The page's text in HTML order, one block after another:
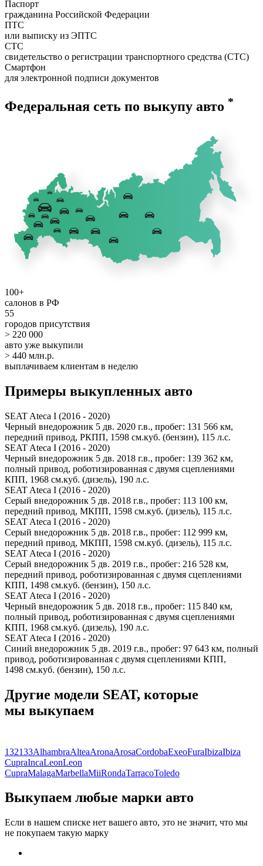
Паспорт
гражданина Российской Федерации
ПТС
или выписку из ЭПТС
СТС
свидетельство о регистрации транспортного средства (СТС)
Смартфон
для электронной подписи документов
Федеральная сеть по выкупу авто *
100+
салонов в РФ
55
городов присутствия
> 220 000
авто уже выкупили
> 440 млн.р.
выплачиваем клиентам в неделю
Примеры выкупленных авто
SEAT Ateca I (2016 - 2020)
Черный внедорожник 5 дв. 2020 г.в., пробег: 131 566 км,
передний привод, РКПП, 1598 см.куб. (бензин), 115 л.с.
SEAT Ateca I (2016 - 2020)
Черный внедорожник 5 дв. 2018 г.в., пробег: 139 362 км,
полный привод, роботизированная с двумя сцеплениями
КПП, 1968 см.куб. (дизель), 190 л.с.
SEAT Ateca I (2016 - 2020)
Серый внедорожник 5 дв. 2018 г.в., пробег: 113 100 км,
передний привод, МКПП, 1598 см.куб. (дизель), 115 л.с.
SEAT Ateca I (2016 - 2020)
Серый внедорожник 5 дв. 2018 г.в., пробег: 112 999 км,
передний привод, МКПП, 1598 см.куб. (дизель), 115 л.с.
SEAT Ateca I (2016 - 2020)
Серый внедорожник 5 дв. 2019 г.в., пробег: 216 528 км,
передний привод, роботизированная с двумя сцеплениями
КПП, 1498 см.куб. (бензин), 150 л.с.
SEAT Ateca I (2016 - 2020)
Черный внедорожник 5 дв. 2018 г.в., пробег: 115 840 км,
полный привод, роботизированная с двумя сцеплениями
КПП, 1968 см.куб. (дизель), 190 л.с.
SEAT Ateca I (2016 - 2020)
Синий внедорожник 5 дв. 2019 г.в., пробег: 97 643 км, полный
привод, роботизированная с двумя сцеплениями КПП,
1498 см.куб. (бензин), 150 л.с.
Другие модели SEAT, которые
мы выкупаем
132133AlhambraAlteaAronaArosaCordobaExeoFuraIbizaIbiza
CupraIncaLeonLeon
CupraMalagaMarbellaMiiRondaTarracoToledo
Выкупаем любые марки авто
Если в нашем списке нет вашего авто, это не значит, что мы
не покупаем такую марку